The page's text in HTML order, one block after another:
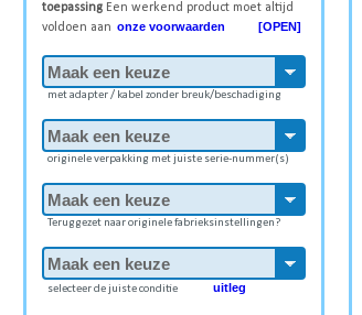
toepassing Een werkend product moet altijd
voldoen aan onze voorwaarden [OPEN]
met adapter / kabel zonder breuk/beschadiging
originele verpakking met juiste serie-nummer(s)
Teruggezet naar originele fabrieksinstellingen?
selecteer de juiste conditie uitleg